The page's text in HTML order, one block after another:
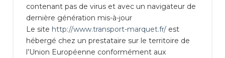
contenant pas de virus et avec un navigateur de
dernière génération mis-à-jour
Le site http://www.transport-marquet.fr/est
hébergé chez un prestataire sur le territoire de
l’Union Européenne conformément aux